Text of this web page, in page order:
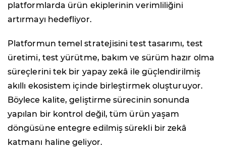
platformlarda ürün ekiplerinin verimliliğini
artırmayı hedefliyor.
Platformun temel stratejisini test tasarımı, test
üretimi, test yürütme, bakım ve sürüm hazır olma
süreçlerini tek bir yapay zekâ ile güçlendirilmiş
akıllı ekosistem içinde birleştirmek oluşturuyor.
Böylece kalite, geliştirme sürecinin sonunda
yapılan bir kontrol değil, tüm ürün yaşam
döngüsüne entegre edilmiş sürekli bir zekâ
katmanı haline geliyor.